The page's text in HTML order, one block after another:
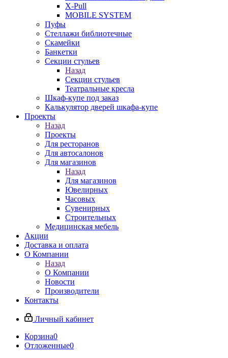
X-Pull
MOBILE SYSTEM
Пуфы
Стеллажи библиотечные
Скамейки
Банкетки
Секции стульев
Назад
Секции стульев
Театральные кресла
Шкаф-купе под заказ
Калькулятор дверей шкафа-купе
Проекты
Назад
Проекты
Для ресторанов
Для автосалонов
Для магазинов
Назад
Для магазинов
Ювелирных
Часовых
Сувенирных
Строительных
Медицинская мебель
Акции
Доставка и оплата
О Компании
Назад
О Компании
Новости
Производители
Контакты
Личный кабинет
Корзина0
Отложенные0